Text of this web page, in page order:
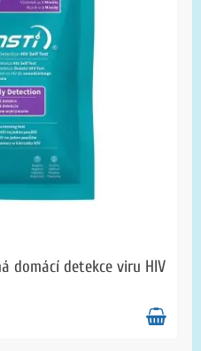
domácí detekce viru HIV